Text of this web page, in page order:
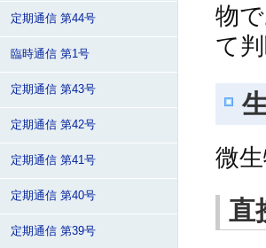
物
て
微
直
定期通信 第44号
臨時通信 第1号
定期通信 第43号
定期通信 第42号
定期通信 第41号
定期通信 第40号
定期通信 第39号